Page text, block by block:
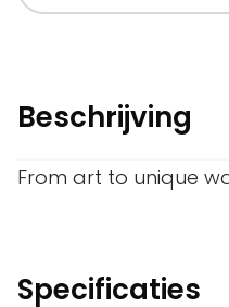
Beschrijving
From art to unique
Specificaties